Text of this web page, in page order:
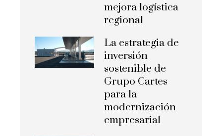
mejora logística
regional
La estrategia de
inversión
sostenible de
Grupo Cartes
para la
modernización
empresarial